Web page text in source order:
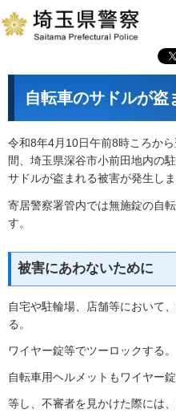
自転車のサドルが盗
令和8年4月10日午前8時ころか
間、埼玉県深谷市小前田地内の
サドルが盗まれる被害が発生しま
寄居警察署管内では無施錠の自
す。
被害にあわないために
自宅や駐輪場、店舗等において
る。
ワイヤー錠等でツーロックする。
自転車用ヘルメットもワイヤー
等し、不審者を見かけた際には